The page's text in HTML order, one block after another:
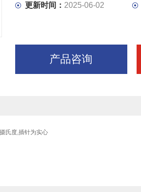
更新时间： 2025-06-02
产品咨询
氏度,插针为实心